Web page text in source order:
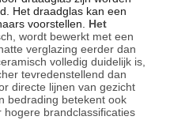
Het draadglas kan een
voorstellen. Het
wordt bewerkt met een
verglazing eerder dan
volledig duidelijk is,
tevredenstellend dan
directe lijnen van gezicht
bedrading betekent ook
brandclassificaties